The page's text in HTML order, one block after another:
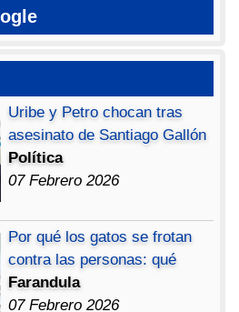
Uribe y Petro chocan tras
asesinato de Santiago Gallón
Política
07 Febrero 2026
Por qué los gatos se frotan
contra las personas: qué
Farandula
07 Febrero 2026